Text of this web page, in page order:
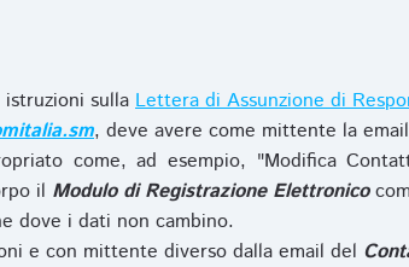
sulla Lettera di Assunzione di
, deve avere come mittente la
come, ad esempio, "Modifica
il Modulo di Registrazione Elettronico
dove i dati non cambino.
e con mittente diverso dalla email del